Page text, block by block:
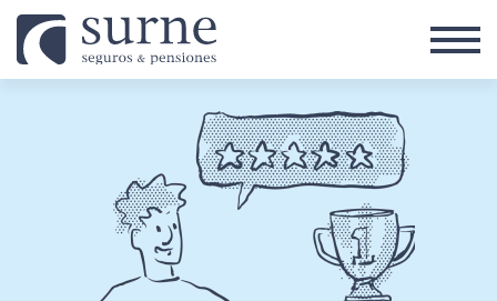
Pasar al contenido principal